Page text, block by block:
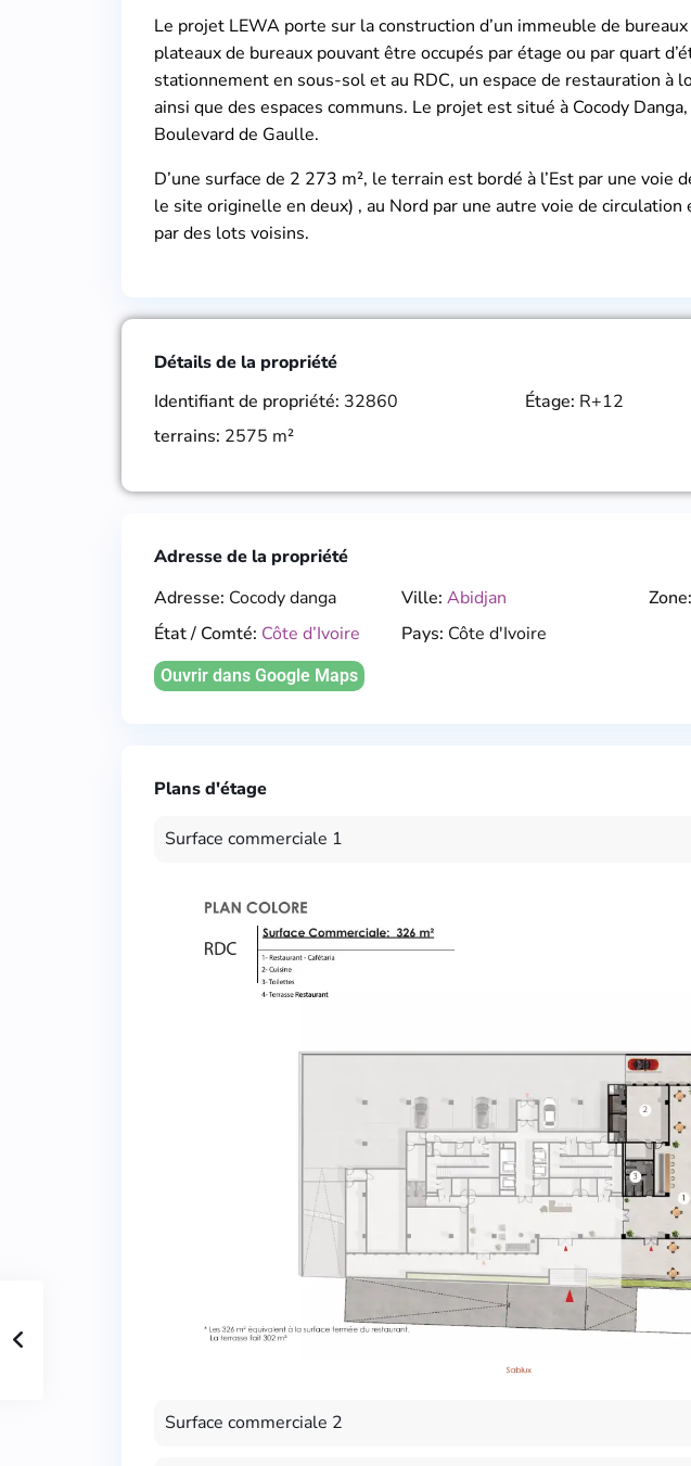
Le projet LEWA porte sur la construction d’un immeuble de
plateaux de bureaux pouvant être occupés par étage ou par quart
stationnement en sous-sol et au RDC, un espace de restauration à
ainsi que des espaces communs. Le projet est situé à Cocody
Boulevard de Gaulle.
D’une surface de 2 273 m², le terrain est bordé à l’Est par une voie
le site originelle en deux) , au Nord par une autre voie de circulation
par des lots voisins.
Détails de la propriété
Identifiant de propriété: 32860 Étage: R+12
terrains: 2575 m²
Adresse de la propriété
Adresse: Cocody danga Ville: Abidjan Zone:
État / Comté: Côte d’Ivoire Pays: Côte d'Ivoire
Ouvrir dans Google Maps
Plans d'étage
Surface commerciale 1
Surface commerciale 2